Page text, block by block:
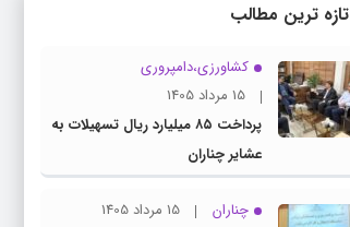
تازه ترین مطالب
کشاورزی،دامپروری
15 مرداد 1405
پرداخت ۸۵ میلیارد ریال تسهیلات به
عشایر چناران
چناران
15 مرداد 1405